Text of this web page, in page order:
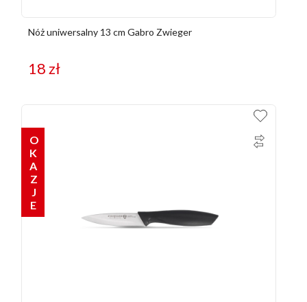
Nóż uniwersalny 13 cm Gabro Zwieger
18zł
OKAZJE